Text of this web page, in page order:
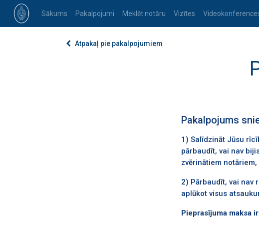
Sākums Pakalpojumi Meklēt notāru Vizītes
Atpakaļ pie pakalpojumiem
Pakalpojums
1) Salīdzināt Jūsu
pārbaudīt, vai nav
zvērinātiem notāriem,
2) Pārbaudīt, vai nav
aplūkot visus
Pieprasījuma maksa